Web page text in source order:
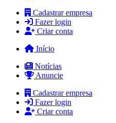
Cadastrar empresa
Fazer login
Criar conta
Início
Notícias
Anuncie
Cadastrar empresa
Fazer login
Criar conta